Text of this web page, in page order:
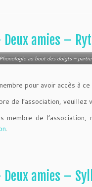
Deux amies –
Phonologie au bout des doigts –
pour avoir accès à ce
de l’association, veuillez
membre de l’association,
.
amies –